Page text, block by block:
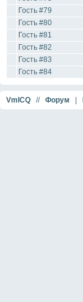
Гость #79
Гость #80
Гость #81
Гость #82
Гость #83
Гость #84
VmICQ // Форум